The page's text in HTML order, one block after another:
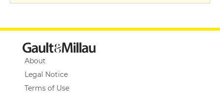
About
Legal Notice
Terms of Use